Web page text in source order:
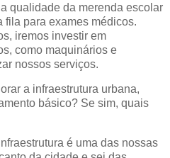
qualidade da merenda escolar
fila para exames médicos.
iremos investir em
como maquinários e
nossos serviços.
a infraestrutura urbana,
básico? Se sim, quais
é uma das nossas